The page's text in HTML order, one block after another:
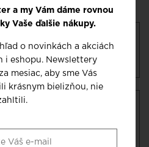
hore vyberte veľkosť.
termín dodania.
Zobrazte si náš návod v
aj prehľadnú
a my Vám dáme rovnou
Vaše ďalšie nákupy.
o novinkách a akciách
i eshopu. Newslettery
mesiac, aby sme Vás
krásnym bielizňou, nie